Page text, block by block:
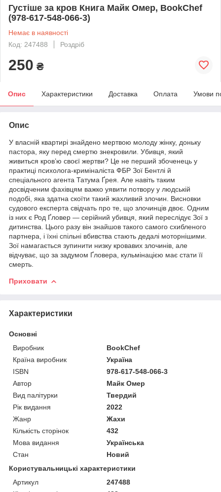
Густіше за кров Книга Майк Омер, BookChef
(978-617-548-066-3)
Немає в наявності
Код: 247488
Роздріб
250 ₴
Опис Характеристики Доставка Оплата Умови
Опис
У власній квартирі знайдено мертвою молоду жінку, доньку
пастора, яку перед смертю знекровили. Убивця, який
живиться кров’ю своєї жертви? Це не перший збоченець у
практиці психолога-криміналіста ФБР Зої Бентлі й
спеціального агента Татума Ґрея. Але навіть таким
досвідченим фахівцям важко уявити потвору у людській
подобі, яка здатна скоїти такий жахливий злочин. Висновки
судового експерта свідчать про те, що злочинців двоє. Одним
із них є Род Ґловер — серійний убивця, який переслідує Зої з
дитинства. Цього разу він знайшов такого самого схибленого
партнера, і їхні спільні вбивства стають дедалі моторнішими.
Зої намагається зупинити низку кровавих злочинів, але
відчуває, що за задумом Ґловера, кульмінацією має стати її
смерть.
Приховати
Характеристики
Основні
Виробник
BookChef
Країна виробник
Україна
ISBN
978-617-548-066-3
Автор
Майк Омер
Вид палітурки
Твердий
Рік видання
2022
Жанр
Жахи
Кількість сторінок
432
Мова видання
Українська
Стан
Новий
Користувальницькі характеристики
Артикул
247488